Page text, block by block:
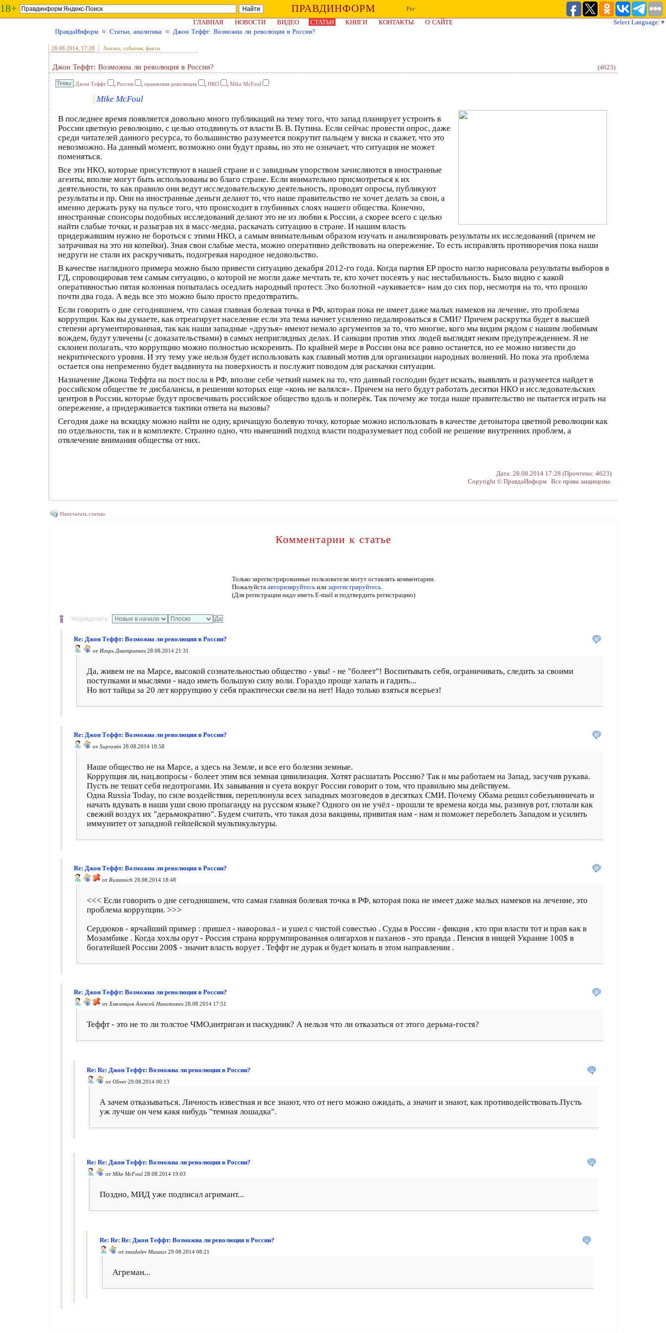
18+ ПРАВДИНФОРМ
Рег
ГЛАВНАЯ
НОВОСТИ ВИДЕО СТАТЬИ КНИГИ КОНТАКТЫ О САЙТЕ Select Language ▼
ПравдаИнформ ≈ Статьи, аналитика ≈ Джон Теффт: Возможна ли революция в России?
28.08.2014 , 17:28 Анализ, события, факты
Джон Теффт: Возможна ли революция в России? (4623)
Джон Теффт , Россия , оранжевая революция , НКО , Mike McFoul
Mike McFoul
В последнее время появляется довольно много публикаций на тему того, что запад планирует устроить в
России цветную революцию, с целью отодвинуть от власти В. В. Путина. Если сейчас провести опрос, даже
среди читателей данного ресурса, то большинство разумеется покрутит пальцем у виска и скажет, что это
невозможно. На данный момент, возможно они будут правы, но это не означает, что ситуация не может
поменяться.
Все эти НКО, которые присутствуют в нашей стране и с завидным упорством зачисляются в иностранные
агенты, вполне могут быть использованы во благо стране. Если внимательно присмотреться к их
деятельности, то как правило они ведут исследовательскую деятельность, проводят опросы, публикуют
результаты и пр. Они на иностранные деньги делают то, что наше правительство не хочет делать за свои, а
именно держать руку на пульсе того, что происходит в глубинных слоях нашего общества. Конечно,
иностранные спонсоры подобных исследований делают это не из любви к России, а скорее всего с целью
найти слабые точки, и разыграв их в масс-медиа, раскачать ситуацию в стране. И нашим власть
придержавшим нужно не бороться с этими НКО, а самым внимательным образом изучать и анализировать результаты их исследований (причем не
затрачивая на это ни копейки). Зная свои слабые места, можно оперативно действовать на опережение. То есть исправлять противоречия пока наши
недруги не стали их раскручивать, подогревая народное недовольство.
В качестве наглядного примера можно было привести ситуацию декабря 2012-го года. Когда партия ЕР просто нагло нарисовала результаты выборов в
ГД, спровоцировав тем самым ситуацию, о которой не могли даже мечтать те, кто хочет посеять у нас нестабильность. Было видно с какой
оперативностью пятая колонная попыталась оседлать народный протест. Эхо болотной «аукивается» нам до сих пор, несмотря на то, что прошло
почти два года. А ведь все это можно было просто предотвратить.
Если говорить о дне сегодняшнем, что самая главная болевая точка в РФ, которая пока не имеет даже малых намеков на лечение, это проблема
коррупции. Как вы думаете, как отреагирует население если эта тема начнет усиленно педалироваться в СМИ? Причем раскрутка будет в высшей
степени аргументированная, так как наши западные «друзья» имеют немало аргументов за то, что многие, кого мы видим рядом с нашим любимым
вождем, будут уличены (с доказательствами) в самых неприглядных делах. И санкции против этих людей выглядят неким предупреждением. Я не
склонен полагать, что коррупцию можно полностью искоренить. По крайней мере в России она все равно останется, но ее можно низвести до
некритического уровня. И эту тему уже нельзя будет использовать как главный мотив для организации народных волнений. Но пока эта проблема
остается она непременно будет выдвинута на поверхность и послужит поводом для раскачки ситуации.
Назначение Джона Теффта на пост посла в РФ, вполне себе четкий намек на то, что данный господин будет искать, выявлять и разумеется найдет в
российском обществе те дисбалансы, в решении которых еще «конь не валялся». Причем на него будут работать десятки НКО и исследовательских
центров в России, которые будут просвечивать российское общество вдоль и поперёк. Так почему же тогда наше правительство не пытается играть на
опережение, а придерживается тактики ответа на вызовы?
Сегодня даже на вскидку можно найти не одну, кричащую болевую точку, которые можно использовать в качестве детонатора цветной революции как
по отдельности, так и в комплекте. Странно одно, что нынешний подход власти подразумевает под собой не решение внутренних проблем, а
отвлечение внимания общества от них.
Дата: 28.08.2014 17:28 (Прочтено: 4623)
Copyright © ПравдаИнформ Все права защищены.
Напечатать статью
Комментарии к статье
Только зарегистрированные пользователи могут оставлять комментарии.
Пожалуйста авторизируйтесьили зарегистрируйтесь.
(Для регистрации надо иметь E-mail и подтвердить регистрацию)
Упорядочить:
Re: Джон Теффт: Возможна ли революция в России?
от Игорь Дмитриевич 28.08.2014 21:31
Да, живем не на Марсе, высокой сознательностью общество - увы! - не "болеет"! Воспитывать себя, ограничивать, следить за своими
поступками и мыслями - надо иметь большую силу воли. Гораздо проще хапать и гадить...
Но вот тайцы за 20 лет коррупцию у себя практически свели на нет! Надо только взяться всерьез!
Re: Джон Теффт: Возможна ли революция в России?
от Suprastin 28.08.2014 18:58
Наше общество не на Марсе, а здесь на Земле, и все его болезни земные.
Коррупция ли, нац.вопросы - болеет этим вся земная цивилизация. Хотят расшатать Россию? Так и мы работаем на Запад, засучив рукава.
Пусть не тешат себя недотрогами. Их завывания и суета вокруг России говорит о том, что правильно мы действуем.
Одна Russia Today, по силе воздействия, переплюнула всех западных мозговедов в десятках СМИ. Почему Обама решил собезъянничать и
начать вдувать в наши уши свою пропаганду на русском языке? Одного он не учёл - прошли те времена когда мы, разинув рот, глотали как
свежий воздух их "дерьмократию". Будем считать, что такая доза вакцины, привитая нам - нам и поможет переболеть Западом и усилить
иммунитет от западной гейпейской мультикультуры.
Re: Джон Теффт: Возможна ли революция в России?
от Rustamich 28.08.2014 18:48
<<< Если говорить о дне сегодняшнем, что самая главная болевая точка в РФ, которая пока не имеет даже малых намеков на лечение, это
проблема коррупции. >>>
Сердюков - ярчайший пример : пришел - наворовал - и ушел с чистой совестью . Суды в России - фикция , кто при власти тот и прав как в
Мозамбике . Когда хохлы орут - Россия страна коррумпированная олигархов и паханов - это правда . Пенсия в нищей Украине 100$ в
богатейшей России 200$ - значит власть ворует . Теффт не дурак и будет копать в этом направлении .
Re: Джон Теффт: Возможна ли революция в России?
от Хмелевцов Алексей Никитович 28.08.2014 17:51
Теффт - это не то ли толстое ЧМО,интриган и паскудник? А нельзя что ли отказаться от этого дерьма-гостя?
Re: Re: Джон Теффт: Возможна ли революция в России?
от Oliver29.08.2014 00:13
А зачем отказываться. Личность известная и все знают, что от него можно ожидать, а значит и знают, как противодействовать.Пусть
уж лучше он чем какя нибудь "темная лошадка".
Re: Re: Джон Теффт: Возможна ли революция в России?
от Mike McFoul 28.08.2014 19:03
Поздно, МИД уже подписал агримант...
Re: Re: Re: Джон Теффт: Возможна ли революция в России?
от zsuzdalev Михаил 29.08.2014 08:21
Агреман...